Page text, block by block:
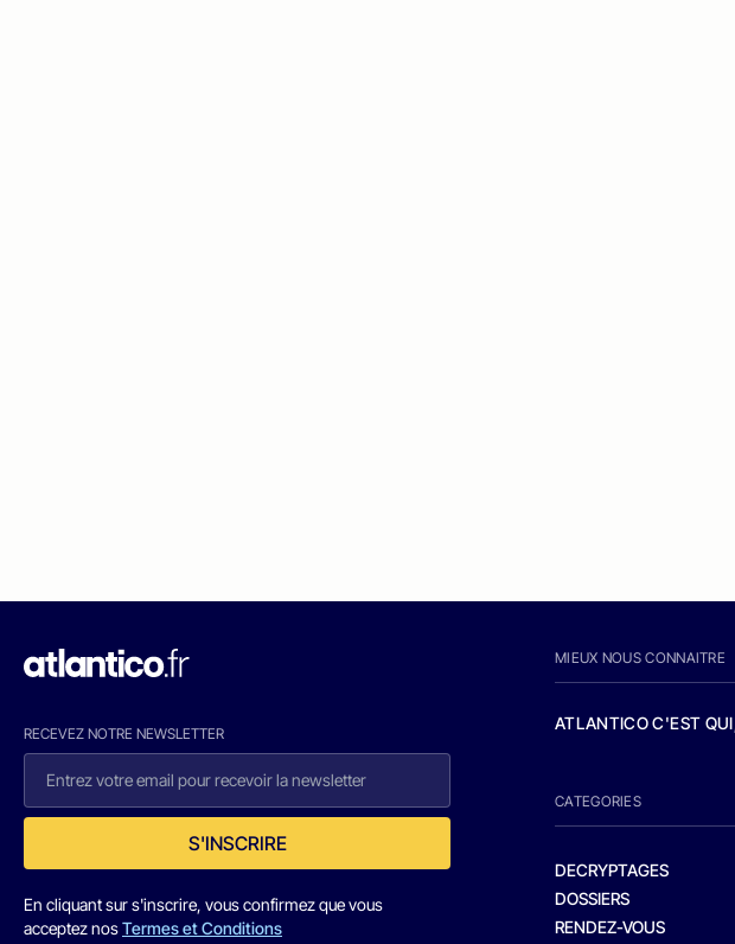
RECEVEZ NOTRE NEWSLETTER
S'INSCRIRE
En cliquant sur s'inscrire, vous confirmez que vous
acceptez nosTermes et Conditions
MIEUX NOUS CONNAITRE
ATLANTICO C'EST
CATEGORIES
DECRYPTAGES
DOSSIERS
RENDEZ-VOUS